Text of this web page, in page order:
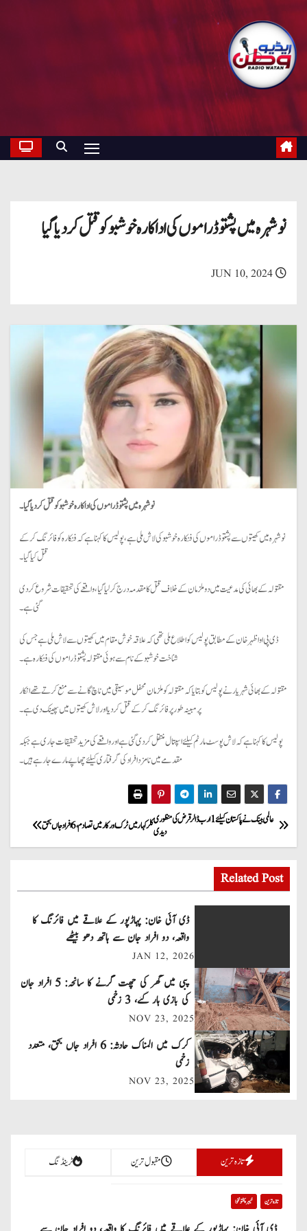
نوشہرہ میں پشتو ڈراموں کی اداکارہ خوشبو کو قتل کردیا گیا
JUN 10, 2024
نوشہرہ میں پشتو ڈراموں کی اداکارہ خوشبو کو قتل کردیا گیا۔
نوشہرہ میں کھیتوں سے پشتو ڈراموں کی فنکارہ خوشبو کی لاش ملی ہے، پولیس کا کہنا ہے کہ فنکارہ کو فائرنگ کرکے
قتل کیا گیا۔
مقتولہ کے بھائی کی مدعیت میں دو ملزمان کے خلاف قتل کا مقدمہ درج کرلیا گیا، واقعے کی تحقیقات شروع کردی
گئی ہے۔
ڈی پی او اظہرخان کے مطابق پولیس کو اطلاع ملی تھی کہ علاقہ خوش مقام میں کھیتوں سے لاش ملی ہے جس کی
شناخت خوشبو کے نام سے ہوئی مقتولہ پشتو ڈراموں کی فنکارہ ہے۔
مقتولہ کے بھائی شہریار نے پولیس کو بتایا کہ مقتولہ کو ملزمان محفل موسیقی میں ناچ گانے سے منع کرتے تھے انکار
پر مبینہ طور پر فائرنگ کرکے قتل کردیا اور لاش کھیتوں میں پھینک دی ہے۔
پولیس کا کہنا ہے کہ لاش پوسٹ مارٹم کیلئے اسپتال منتقل کردی گئی ہے اور واقعے کی مزید تحقیقات جاری ہے جبکہ
مقدمے میں نامزد افراد کی گرفتاری کیلئے چھاپے مارے جارہے ہیں۔
P
o
s
t
a
v
i
g
a
o
n
کلرکہار میں ٹرک اور کار میں تصادم، 6 افراد جاں بحقعالمی بینک نے پاکستان کیلئے 1 ارب ڈالر قرض کی منظوری
دیدی
Related Post
ڈی آئی خان: پہاڑپور کے علاقے میں فائرنگ کا
واقعہ، دو افراد جان سے ہاتھ دھو بیٹھے
JAN 12, 2026
پبی میں گھر کی چھت گرنے کا سانحہ: 5 افراد جان
کی بازی ہار گئے، 3 زخمی
NOV 23, 2025
کرک میں المناک حادثہ: 6 افراد جاں بحق، متعدد
زخمی
NOV 23, 2025
تازہ ترین مقبول ترین ٹرینڈنگ
تازہ ترین خیبر پختونخوا